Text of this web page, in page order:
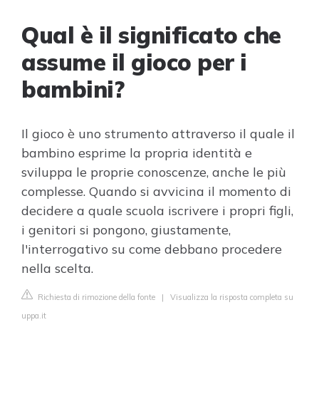
Qual è il significato che
assume il gioco per i
bambini?
Il gioco è uno strumento attraverso il quale il
bambino esprime la propria identità e
sviluppa le proprie conoscenze, anche le più
complesse. Quando si avvicina il momento di
decidere a quale scuola iscrivere i propri figli,
i genitori si pongono, giustamente,
l'interrogativo su come debbano procedere
nella scelta.
Richiesta di rimozione della fonte | Visualizza la risposta completa su
uppa.it